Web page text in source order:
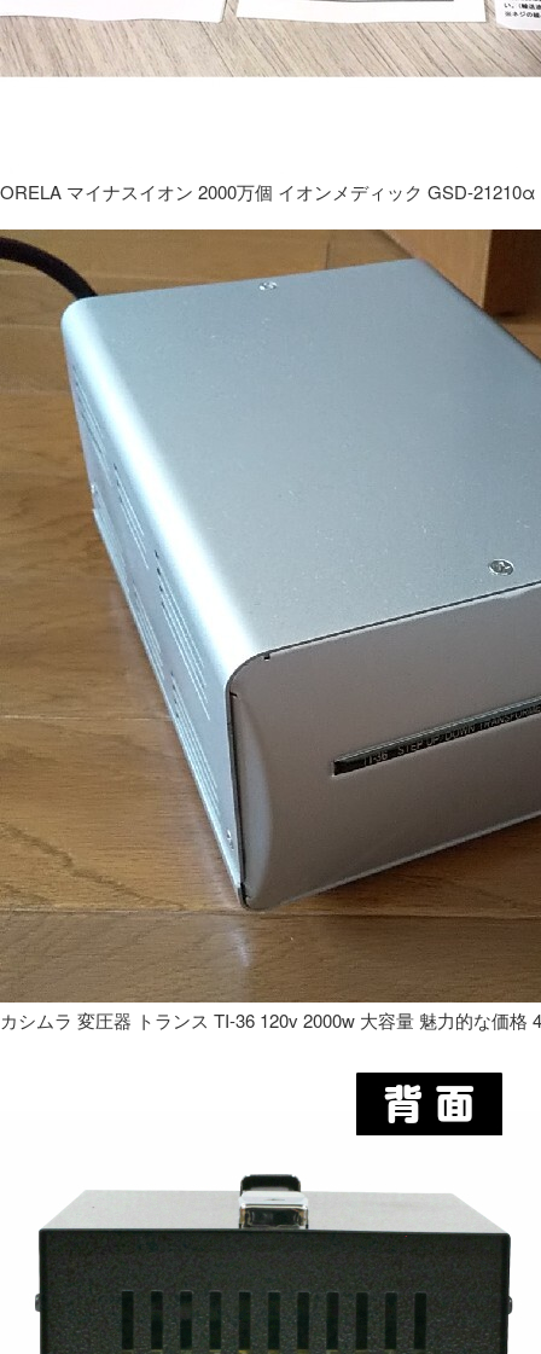
ORELA マイナスイオン 2000万個 イオンメディック GSD-21210α
カシムラ 変圧器 トランス TI-36 120v 2000w 大容量 魅力的な価格